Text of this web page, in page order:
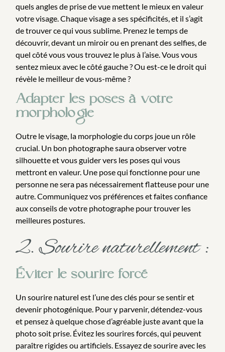
quels angles de prise de vue mettent le mieux en valeur
votre visage. Chaque visage a ses spécificités, et il s’agit
de trouver ce qui vous sublime. Prenez le temps de
découvrir, devant un miroir ou en prenant des selfies, de
quel côté vous vous trouvez le plus à l’aise. Vous vous
sentez mieux avec le côté gauche ? Ou est-ce le droit qui
révèle le meilleur de vous-même ?
Adapter les poses à votre
morphologie
Outre le visage, la morphologie du corps joue un rôle
crucial. Un bon photographe saura observer votre
silhouette et vous guider vers les poses qui vous
mettront en valeur. Une pose qui fonctionne pour une
personne ne sera pas nécessairement flatteuse pour une
autre. Communiquez vos préférences et faites confiance
aux conseils de votre photographe pour trouver les
meilleures postures.
2. Sourire naturellement :
Éviter le sourire forcé
Un sourire naturel est l’une des clés pour se sentir et
devenir photogénique. Pour y parvenir, détendez-vous
et pensez à quelque chose d’agréable juste avant que la
photo soit prise. Évitez les sourires forcés, qui peuvent
paraître rigides ou artificiels. Essayez de sourire avec les